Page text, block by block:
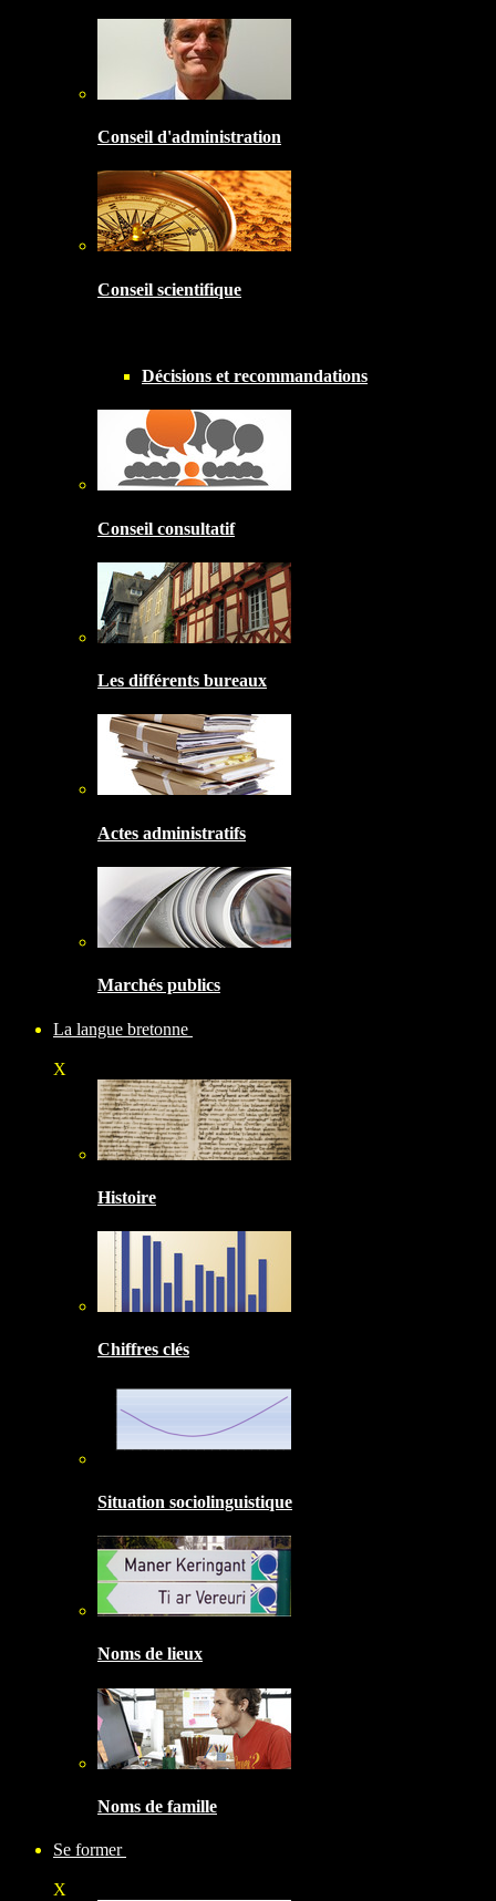
Conseil d'administration
Conseil scientifique
Décisions et recommandations
Conseil consultatif
Les différents bureaux
Actes administratifs
Marchés publics
La langue bretonne
X
Histoire
Chiffres clés
Situation sociolinguistique
Noms de lieux
Noms de famille
Se former
X